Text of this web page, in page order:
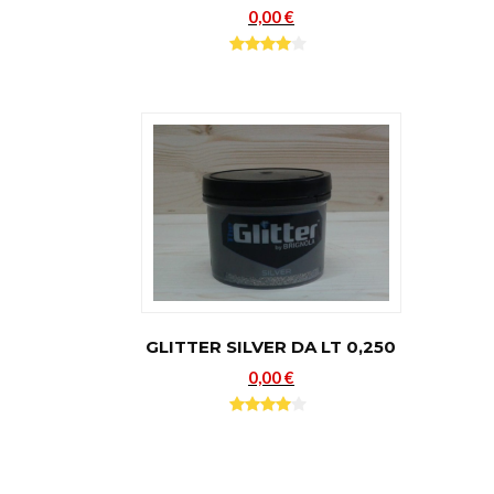
0,00 €
GLITTER SILVER DA LT 0,250
0,00 €